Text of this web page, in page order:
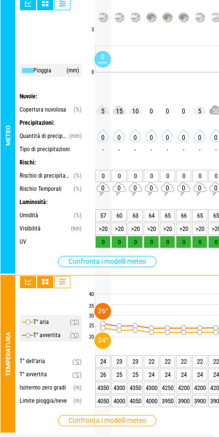
METEO
Pioggia (mm)
Nuvole:
Copertura nuvolosa
(%)
Precipitazioni:
Quantità di precipitazioni (mm)
Tipo di precipitazioni
Rischi:
Rischio di precipitazioni
(%)
Rischio Temporali
(%)
Luminosità:
Umidità
(%)
Visibilità
(km)
UV
Confronta i modelli meteo
TEMPERATURA
T° aria
(°C)
T° avvertita
(°C)
T° dell’aria
(°C)
T° avvertita
(°C)
Isotermo zero gradi
(m)
Limite pioggia/neve
(m)
Confronta i modelli meteo
3
0
40
35
30
25
20
5 15 10 0 0 0 5 50
0 0 0 0 0 0 0 0
- - - - - - - -
0 0 0 0 0 0 0 0
0 0 0 0 0 0 0 0
57 60 63 64 65 66 65
65
>20
>20 >20 >20 >20 >20 >20
0
0 0 0 0 0 0 0
24 23 23 22 22 22 22
22
26
25 25 24 24 24 24
24
4350
4300 4350 4300 4250 4200 4200
4050
4000 4050 4000 3950 3900 3900
0
mm
24°
26°